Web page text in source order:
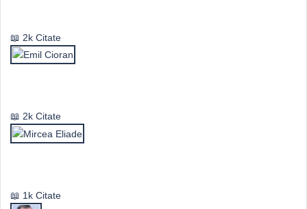
2k Citate
2k Citate
1k Citate